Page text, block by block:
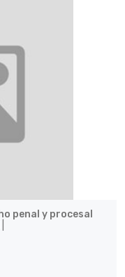
penal y procesal